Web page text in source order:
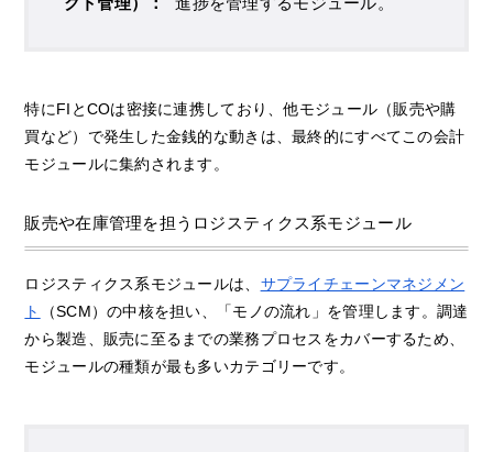
特にFIとCOは密接に連携しており、他モジュール（販売や購
買など）で発生した金銭的な動きは、最終的にすべてこの会計
モジュールに集約されます。
販売や在庫管理を担うロジスティクス系モジュール
ロジスティクス系モジュールは、 サプライチェーンマネジメン
ト
（SCM）の中核を担い、「モノの流れ」を管理します。調達
から製造、販売に至るまでの業務プロセスをカバーするため、
モジュールの種類が最も多いカテゴリーです。